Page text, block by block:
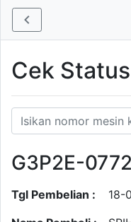
Cek
G3P2E-
Tgl Pembelian :
18-